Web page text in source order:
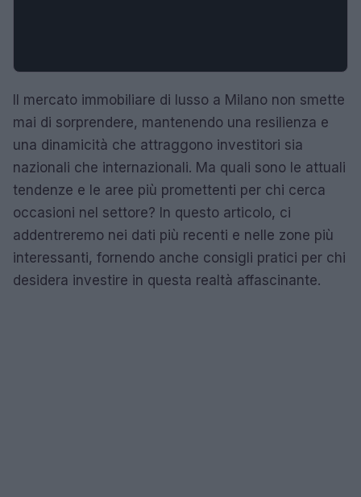
Il mercato immobiliare di lusso a Milano non smette
mai di sorprendere, mantenendo una resilienza e
una dinamicità che attraggono investitori sia
nazionali che internazionali. Ma quali sono le attuali
tendenze e le aree più promettenti per chi cerca
occasioni nel settore? In questo articolo, ci
addentreremo nei dati più recenti e nelle zone più
interessanti, fornendo anche consigli pratici per chi
desidera investire in questa realtà affascinante.